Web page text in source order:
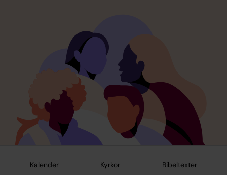
Kalender Kyrkor Bibeltexter